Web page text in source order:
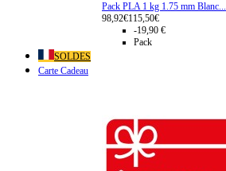
Pack PLA 1 kg 1.75 mm Blanc...
98,92€115,50€
-19,90 €
Pack
SOLDES
Carte Cadeau